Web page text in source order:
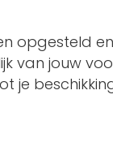
opgesteld
van jouw
je